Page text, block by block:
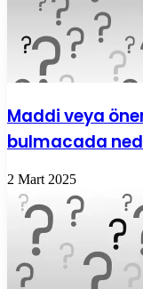
Maddi veya
bulmacada
2 Mart 2025